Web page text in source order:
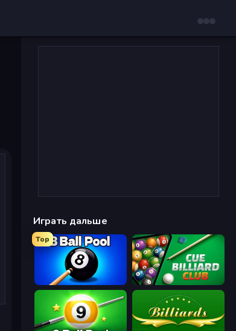
Играть дальше
Top
Cue Billiard Club